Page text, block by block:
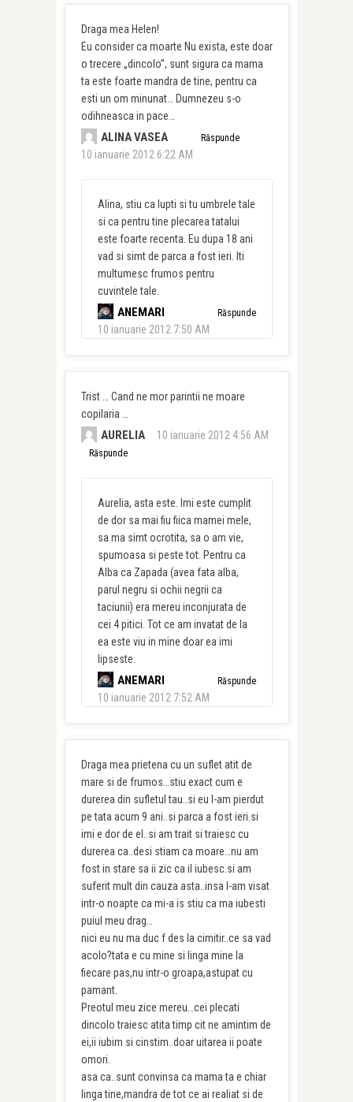
Draga mea Helen!
Eu consider ca moarte Nu exista, este doar
o trecere „dincolo”, sunt sigura ca mama
ta este foarte mandra de tine, pentru ca
esti un om minunat… Dumnezeu s-o
odihneasca in pace…
ALINA VASEA
10 ianuarie 2012 6:22 AM
Răspunde
Alina, stiu ca lupti si tu umbrele tale
si ca pentru tine plecarea tatalui
este foarte recenta. Eu dupa 18 ani
vad si simt de parca a fost ieri. Iti
multumesc frumos pentru
cuvintele tale.
ANEMARI
10 ianuarie 2012 7:50 AM
Răspunde
Trist … Cand ne mor parintii ne moare
copilaria …
AURELIA 10 ianuarie 2012 4:56 AM
Răspunde
Aurelia, asta este. Imi este cumplit
de dor sa mai fiu fiica mamei mele,
sa ma simt ocrotita, sa o am vie,
spumoasa si peste tot. Pentru ca
Alba ca Zapada (avea fata alba,
parul negru si ochii negrii ca
taciunii) era mereu inconjurata de
cei 4 pitici. Tot ce am invatat de la
ea este viu in mine doar ea imi
lipseste.
ANEMARI
10 ianuarie 2012 7:52 AM
Răspunde
Draga mea prietena cu un suflet atit de
mare si de frumos…stiu exact cum e
durerea din sufletul tau..si eu l-am pierdut
pe tata acum 9 ani..si parca a fost ieri.si
imi e dor de el..si am trait si traiesc cu
durerea ca..desi stiam ca moare…nu am
fost in stare sa ii zic ca il iubesc.si am
suferit mult din cauza asta..insa l-am visat
intr-o noapte ca mi-a is stiu ca ma iubesti
puiul meu drag…
nici eu nu ma duc f des la cimitir..ce sa vad
acolo?tata e cu mine si linga mine la
fiecare pas,nu intr-o groapa,astupat cu
pamant.
Preotul meu zice mereu…cei plecati
dincolo traiesc atita timp cit ne amintim de
ei,ii iubim si cinstim..doar uitarea ii poate
omori.
asa ca..sunt convinsa ca mama ta e chiar
linga tine,mandra de tot ce ai realiat si de